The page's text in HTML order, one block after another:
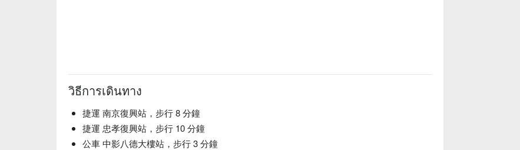
วิธีการเดินทาง
捷運 南京復興站，步行 8 分鐘
捷運 忠孝復興站，步行 10 分鐘
公車 中影八德大樓站，步行 3 分鐘